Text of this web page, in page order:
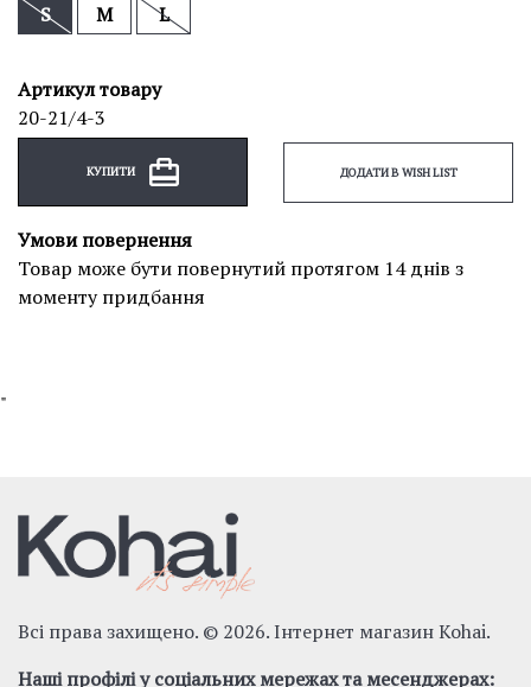
S
M L
Артикул товару
20-21/4-3
КУПИТИ ДОДАТИ В WISH LIST
Умови повернення
Товар може бути повернутий протягом 14 днів з
моменту придбання
"
Всі права захищено. © 2026. Інтернет магазин Kohai.
Наші профілі у соціальних мережах та месенджерах: